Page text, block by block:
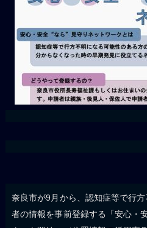
奈良市が9月から、認知症等で行
者の情報を事前登録する「安心・